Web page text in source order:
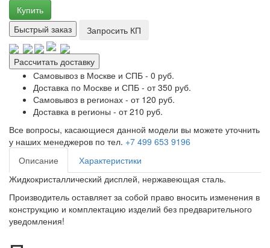
Купить
Быстрый заказ
Запросить КП
Рассчитать доставку
Самовывоз в Москве и СПБ - 0 руб.
Доставка по Москве и СПБ - от 350 руб.
Самовывоз в регионах - от 120 руб.
Доставка в регионы - от 210 руб.
Все вопросы, касающиеся данной модели вы можете уточнить
у наших менеджеров по тел. +7 499 653 9196
Описание
Характеристики
Жидкокристаллический дисплей, нержавеющая сталь.
Производитель оставляет за собой право вносить изменения в
конструкцию и комплектацию изделий без предварительного
уведомления!